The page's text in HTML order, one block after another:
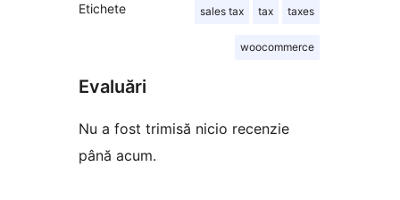
Etichete sales tax tax taxes
woocommerce
Evaluări
Nu a fost trimisă nicio recenzie
până acum.